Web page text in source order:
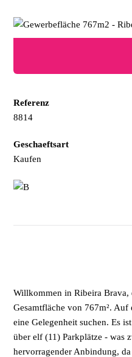
Referenz
8814
Geschaeftsart
Kaufen
Willkommen in Ribeira Brava,
Gesamtfläche von 767m².
eine Gelegenheit suchen. Es
über elf (11) Parkplätze - was
hervorragender Anbindung,